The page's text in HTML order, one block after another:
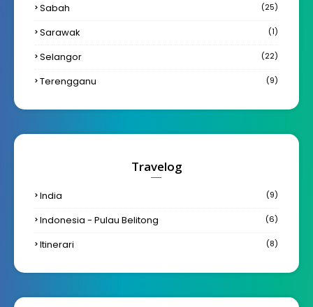
Sabah (25)
Sarawak (1)
Selangor (22)
Terengganu (9)
Travelog
India (9)
Indonesia - Pulau Belitong (6)
Itinerari (8)